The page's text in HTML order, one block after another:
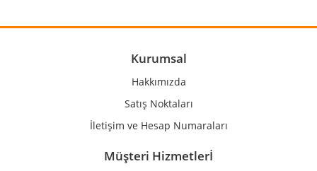
Ürün açıklamasında eksik bilgiler bulunuyor.
Ürün bilgilerinde hatalar bulunuyor.
Kurumsal
Hakkımızda
Satış Noktaları
İletişim ve Hesap Numaraları
Müşteri Hizmetlerİ